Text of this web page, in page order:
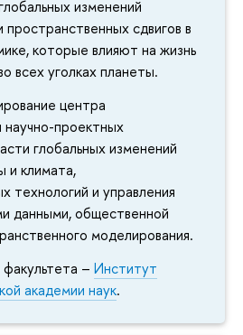
изменений
сдвигов в
которые влияют на жизнь
всех уголках планеты.
центра
научно-проектных
глобальных изменений
и климата,
технологий и управления
данными, общественной
моделирования.
– Институт
академии наук.